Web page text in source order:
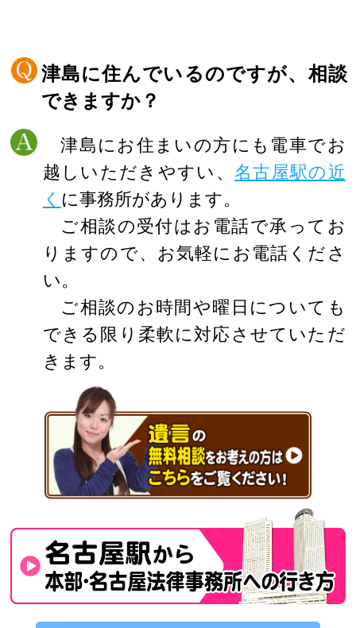
津島に住んでいるのですが、相談
できますか？
津島にお住まいの方にも電車でお
越しいただきやすい、 名古屋駅の近
く に事務所があります。
ご相談の受付はお電話で承ってお
りますので、お気軽にお電話くださ
い。
ご相談のお時間や曜日についても
できる限り柔軟に対応させていただ
きます。